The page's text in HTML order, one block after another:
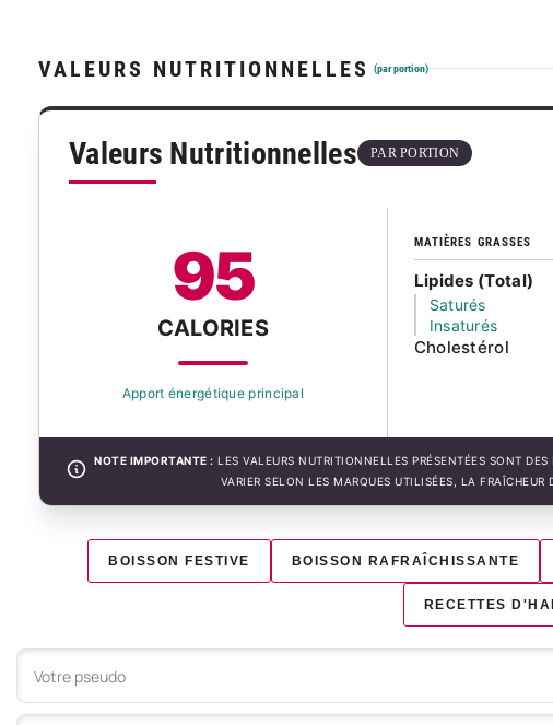
VALEURS NUTRITIONNELLES (par portion)
Valeurs Nutritionnelles PAR PORTION
95
CALORIES
Apport énergétique principal
MATIÈRES GRASSES
Lipides (Total)
Saturés
Insaturés
Cholestérol
NOTE IMPORTANTE : LES VALEURS NUTRITIONNELLES PRÉSENTÉES SONT
VARIER SELON LES MARQUES UTILISÉES, LA FRAÎCHEUR
BOISSON FESTIVE BOISSON RAFRAÎCHISSANTE
RECETTES